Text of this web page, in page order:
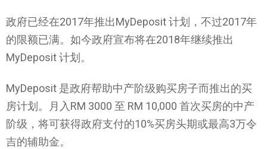
政府已经在2017年推出MyDeposit 计划，不过2017年
的限额已满。如今政府宣布将在2018年继续推出
MyDeposit 计划。
MyDeposit 是政府帮助中产阶级购买房子而推出的买
房计划。月入RM 3000 至 RM 10,000 首次买房的中产
阶级，将可获得政府支付的10%买房头期或最高3万令
吉的辅助金。